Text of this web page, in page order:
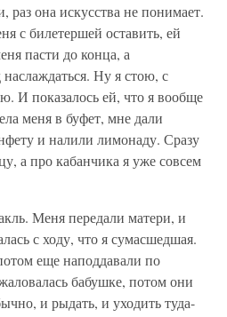
раз она искусства не понимает.
с билетершей оставить, ей
пасти до конца, а
Ну я стою, с
И показалось ей, что я вообще
меня в буфет, мне дали
и налили лимонаду. Сразу
а про кабанчика я уже совсем
Меня передали матери, и
с ходу, что я сумасшедшая.
еще наподдавали по
бабушке, потом они
и рыдать, и уходить туда-